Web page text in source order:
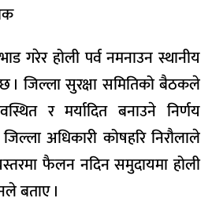
गरेर होली पर्व नमनाउन स्थानीय
। जिल्ला सुरक्षा समितिको बैठकले
र मर्यादित बनाउने निर्णय
अधिकारी कोषहरि निरौलाले
फैलन नदिन समुदायमा होली
बताए ।